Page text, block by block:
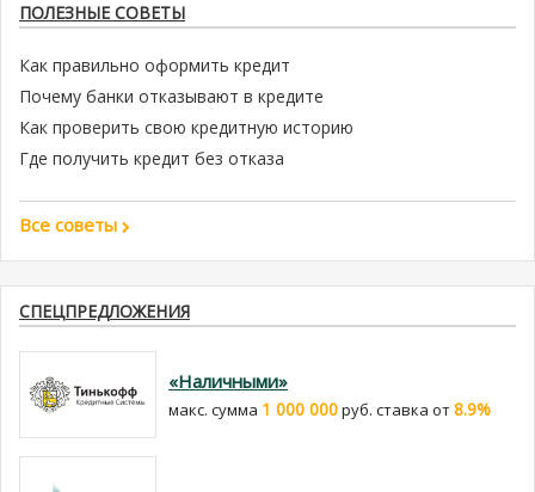
ПОЛЕЗНЫЕ СОВЕТЫ
Как правильно оформить кредит
Почему банки отказывают в кредите
Как проверить свою кредитную историю
Где получить кредит без отказа
Все советы
СПЕЦПРЕДЛОЖЕНИЯ
«Наличными»
макс. сумма 1 000 000руб. cтавка от8.9%